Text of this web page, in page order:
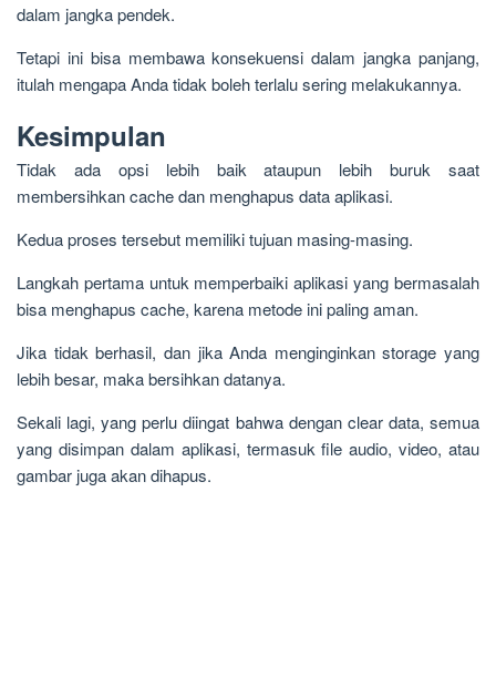
dalam jangka pendek.
Tetapi ini bisa membawa konsekuensi dalam jangka panjang,
itulah mengapa Anda tidak boleh terlalu sering melakukannya.
Kesimpulan
Tidak ada opsi lebih baik ataupun lebih buruk saat
membersihkan cache dan menghapus data aplikasi.
Kedua proses tersebut memiliki tujuan masing-masing.
Langkah pertama untuk memperbaiki aplikasi yang bermasalah
bisa menghapus cache, karena metode ini paling aman.
Jika tidak berhasil, dan jika Anda menginginkan storage yang
lebih besar, maka bersihkan datanya.
Sekali lagi, yang perlu diingat bahwa dengan clear data, semua
yang disimpan dalam aplikasi, termasuk file audio, video, atau
gambar juga akan dihapus.